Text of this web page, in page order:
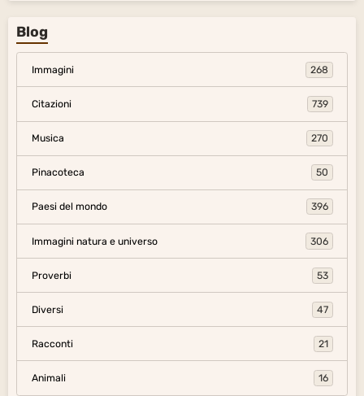
Blog
Immagini 268
Citazioni 739
Musica 270
Pinacoteca 50
Paesi del mondo 396
Immagini natura e universo 306
Proverbi 53
Diversi 47
Racconti 21
Animali 16